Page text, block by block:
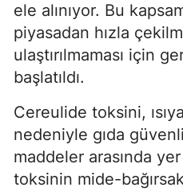
ele alınıyor. Bu
piyasadan hızla
ulaştırılmaması için
başlatıldı.
Cereulide toksini, ısıya
nedeniyle gıda
maddeler arasında
toksinin mide-